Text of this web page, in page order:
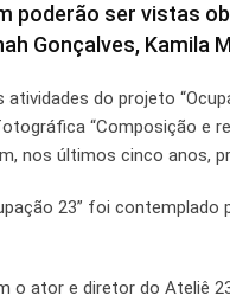
poderão ser vistas
Gonçalves, Kamila
atividades do projeto
“Composição e
nos últimos cinco anos,
23” foi
o ator e diretor do Ateliê